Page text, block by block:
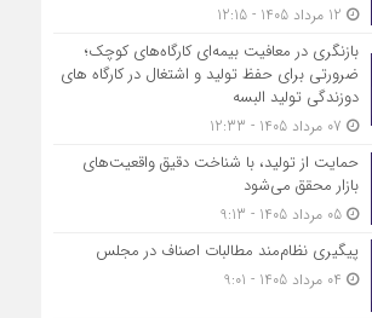
بازنگری در معافیت بیمه‌ای کارگاه‌های کوچک؛
ضرورتی برای حفظ تولید و اشتغال در کارگاه های
دوزندگی تولید البسه
حمایت از تولید، با شناخت دقیق واقعیت‌های
بازار محقق می‌شود
05 مرداد 1405 - 9:13
پیگیری نظام‌مند مطالبات اصناف در مجلس